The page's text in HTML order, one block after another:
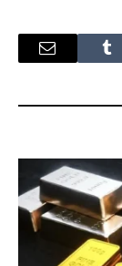
Tumblr
البريد